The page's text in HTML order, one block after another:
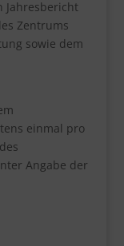
Jahresbericht
Zentrums
sowie dem
einmal pro
Angabe der